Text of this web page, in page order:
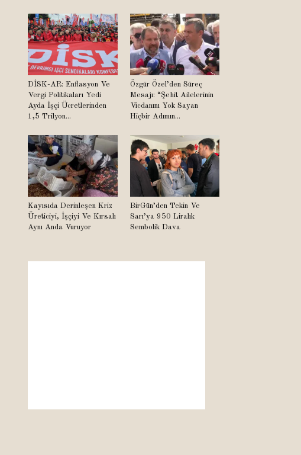
DİSK-AR: Enflasyon Ve
Vergi Politikaları Yedi
Ayda İşçi Ücretlerinden
1,5 Trilyon...
Özgür Özel’den Süreç
Mesajı: “Şehit Ailelerinin
Vicdanını Yok Sayan
Hiçbir Adımın...
Kayısıda Derinleşen Kriz
Üreticiyi, İşçiyi Ve Kırsalı
Aynı Anda Vuruyor
BirGün’den Tekin Ve
Sarı’ya 950 Liralık
Sembolik Dava